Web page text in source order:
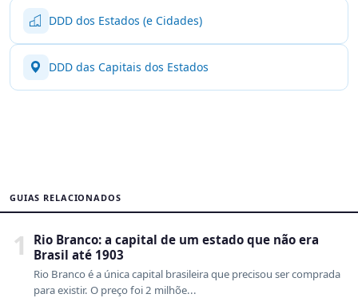
DDD dos Estados (e Cidades)
DDD das Capitais dos Estados
GUIAS RELACIONADOS
1
Rio Branco: a capital de um estado que não era
Brasil até 1903
Rio Branco é a única capital brasileira que precisou ser comprada
para existir. O preço foi 2 milhõe...